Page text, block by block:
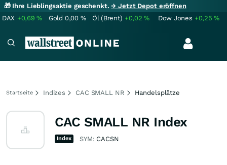
🎁 Ihre Lieblingsaktie geschenkt.→ Jetzt Depot eröffnen
DAX +0,69% Gold 0,00 % Öl (Brent) +0,02% Dow Jones +0,25%
Startseite Indizes CAC SMALL NR Handelsplätze
CAC SMALL NR Index
Index SYM: CACSN